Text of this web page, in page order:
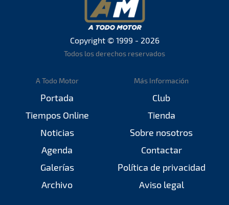
Copyright © 1999 - 2026
Todos los derechos reservados
A Todo Motor
Portada
Tiempos Online
Noticias
Agenda
Galerías
Archivo
Más Información
Club
Tienda
Sobre nosotros
Contactar
Política de privacidad
Aviso legal